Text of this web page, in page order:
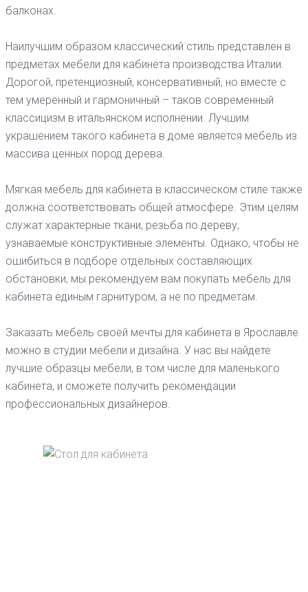
балконах.
Наилучшим образом классический стиль представлен в
предметах мебели для кабинета производства Италии.
Дорогой, претенциозный, консервативный, но вместе с
тем умеренный и гармоничный – таков современный
классицизм в итальянском исполнении. Лучшим
украшением такого кабинета в доме является мебель из
массива ценных пород дерева.
Мягкая мебель для кабинета в классическом стиле также
должна соответствовать общей атмосфере. Этим целям
служат характерные ткани, резьба по дереву,
узнаваемые конструктивные элементы. Однако, чтобы не
ошибиться в подборе отдельных составляющих
обстановки, мы рекомендуем вам покупать мебель для
кабинета единым гарнитуром, а не по предметам.
Заказать мебель своей мечты для кабинета в Ярославле
можно в cтудии мебели и дизайна. У нас вы найдете
лучшие образцы мебели, в том числе для маленького
кабинета, и сможете получить рекомендации
профессиональных дизайнеров.